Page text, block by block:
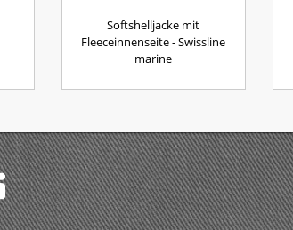
Softshelljacke mit
Fleeceinnenseite - Swissline
marine